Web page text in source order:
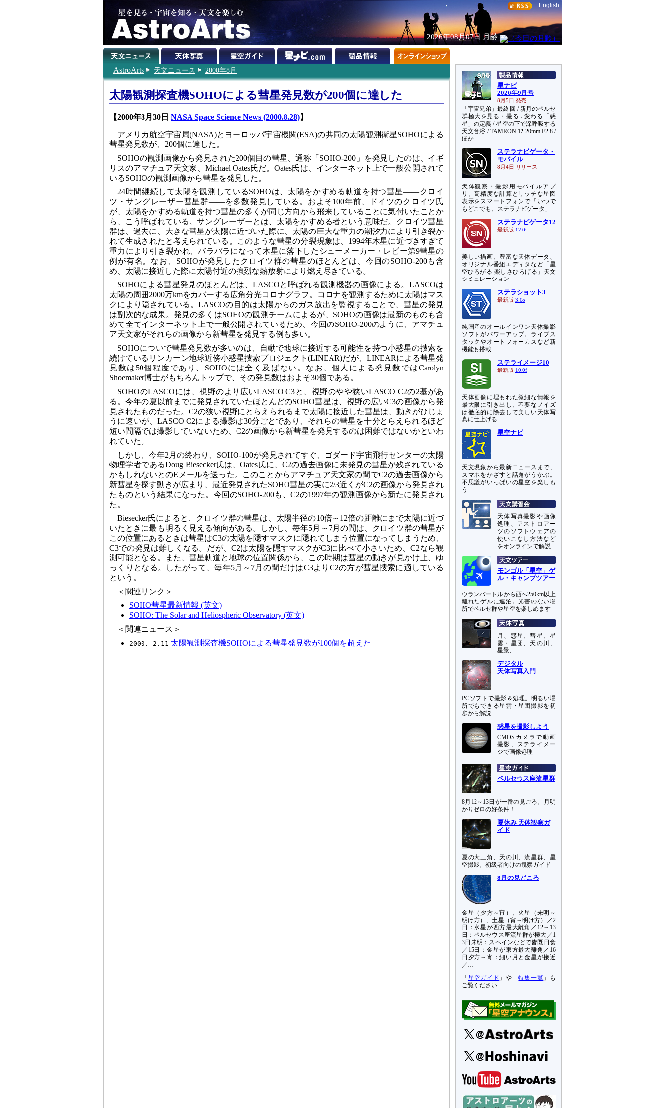
English
2026年08月07日 月齢
AstroArts 天文ニュース 2000年8月
太陽観測探査機SOHOによる彗星発見数が200個に達した
【2000年8月30日 NASA Space Science News (2000.8.28)】
アメリカ航空宇宙局(NASA)とヨーロッパ宇宙機関(ESA)の共同の太陽観測衛星SOHOによる
彗星発見数が、200個に達した。
SOHOの観測画像から発見された200個目の彗星、通称「SOHO-200」を発見したのは、イギ
リスのアマチュア天文家、Michael Oates氏だ。Oates氏は、インターネット上で一般公開されて
いるSOHOの観測画像から彗星を発見した。
24時間継続して太陽を観測しているSOHOは、太陽をかすめる軌道を持つ彗星――クロイ
ツ・サングレーザー彗星群――を多数発見している。およそ100年前、ドイツのクロイツ氏
が、太陽をかすめる軌道を持つ彗星の多くが同じ方向から飛来していることに気付いたことか
ら、こう呼ばれている。サングレーザーとは、太陽をかすめる者という意味だ。クロイツ彗星
群は、過去に、大きな彗星が太陽に近づいた際に、太陽の巨大な重力の潮汐力により引き裂か
れて生成されたと考えられている。このような彗星の分裂現象は、1994年木星に近づきすぎて
重力により引き裂かれ、バラバラになって木星に落下したシューメーカー・レビー第9彗星の
例が有名。なお、SOHOが発見したクロイツ群の彗星のほとんどは、今回のSOHO-200も含
め、太陽に接近した際に太陽付近の強烈な熱放射により燃え尽きている。
SOHOによる彗星発見のほとんどは、LASCOと呼ばれる観測機器の画像による。LASCOは
太陽の周囲2000万kmをカバーする広角分光コロナグラフ。コロナを観測するために太陽はマス
クにより隠されている。LASCOの目的は太陽からのガス放出を監視することで、彗星の発見
は副次的な成果。発見の多くはSOHOの観測チームによるが、SOHOの画像は最新のものも含
めて全てインターネット上で一般公開されているため、今回のSOHO-200のように、アマチュ
ア天文家がそれらの画像から新彗星を発見する例も多い。
SOHOについで彗星発見数が多いのは、自動で地球に接近する可能性を持つ小惑星の捜索を
続けているリンカーン地球近傍小惑星捜索プロジェクト(LINEAR)だが、LINEARによる彗星発
見数は50個程度であり、SOHOには全く及ばない。なお、個人による発見数ではCarolyn
Shoemaker博士がもちろんトップで、その発見数はおよそ30個である。
SOHOのLASCOには、視野のより広いLASCO C3と、視野のやや狭いLASCO C2の2基があ
る。今年の夏以前までに発見されていたほとんどのSOHO彗星は、視野の広いC3の画像から発
見されたものだった。C2の狭い視野にとらえられるまで太陽に接近した彗星は、動きがひじょ
うに速いが、LASCO C2による撮影は30分ごとであり、それらの彗星を十分とらえられるほど
短い間隔では撮影していないため、C2の画像から新彗星を発見するのは困難ではないかといわ
れていた。
しかし、今年2月の終わり、SOHO-100が発見されてすぐ、ゴダード宇宙飛行センターの太陽
物理学者であるDoug Biesecker氏は、Oates氏に、C2の過去画像に未発見の彗星が残されている
かもしれないとのEメールを送った。このことからアマチュア天文家の間でC2の過去画像から
新彗星を探す動きが広まり、最近発見されたSOHO彗星の実に2/3近くがC2の画像から発見され
たものという結果になった。今回のSOHO-200も、C2の1997年の観測画像から新たに発見され
た。
Biesecker氏によると、クロイツ群の彗星は、太陽半径の10倍～12倍の距離にまで太陽に近づ
いたときに最も明るく見える傾向がある。しかし、毎年5月～7月の間は、クロイツ群の彗星が
この位置にあるときは彗星はC3の太陽を隠すマスクに隠れてしまう位置になってしまうため、
C3での発見は難しくなる。だが、C2は太陽を隠すマスクがC3に比べて小さいため、C2なら観
測可能となる。また、彗星軌道と地球の位置関係から、この時期は彗星の動きが見かけ上、ゆ
っくりとなる。したがって、毎年5月～7月の間だけはC3よりC2の方が彗星捜索に適している
という。
＜関連リンク＞
SOHO彗星最新情報 (英文)
SOHO: The Solar and Heliospheric Observatory (英文)
＜関連ニュース＞
2000. 2.11 太陽観測探査機SOHOによる彗星発見数が100個を超えた
星ナビ
2026年9月号
8月5日 発売
「宇宙兄弟」最終回 / 新月のペルセ
群極大を見る・撮る / 変わる「惑
星」の定義 / 星空の下で深呼吸する
天文台浴 / TAMRON 12-20mm F2.8 /
ほか
ステラナビゲータ・
モバイル
8月4日 リリース
天体観察・撮影用モバイルアプ
リ。高精度な計算とリッチな星図
表示をスマートフォンで「いつで
もどこでも、ステラナビゲータ」
ステラナビゲータ12
最新版 12.0i
美しい描画、豊富な天体データ、
オリジナル番組エディタなど「星
空ひろがる 楽しさひろげる」天文
シミュレーション
ステラショット3
最新版 3.0o
純国産のオールインワン天体撮影
ソフトがパワーアップ。ライブス
タックやオートフォーカスなど新
機能も搭載
ステライメージ10
最新版 10.0f
天体画像に埋もれた微細な情報を
最大限に引き出し、不要なノイズ
は徹底的に除去して美しい天体写
真に仕上げる
星空ナビ
天文現象から最新ニュースまで、
スマホをかざすと話題がうかぶ。
不思議がいっぱいの星空を楽しも
う
天体写真撮影や画像
処理、アストロアー
ツのソフトウェアの
使いこなし方法など
をオンラインで解説
モンゴル「星空」ゲ
ル・キャンプツアー
ウランバートルから西へ250km以上
離れたゲルに連泊。光害のない場
所でペルセ群や星空を楽しめます
月、惑星、彗星、星
雲・星団、天の川、
星景、…
デジタル
天体写真入門
PCソフトで撮影＆処理。明るい場
所でもできる星雲・星団撮影を初
歩から解説
惑星を撮影しよう
CMOSカメラで動画
撮影、ステライメー
ジで画像処理
ペルセウス座流星群
8月12～13日が一番の見ごろ。月明
かりゼロの好条件！
夏休み 天体観察ガ
イド
夏の大三角、天の川、流星群、星
空撮影。初級者向けの観察ガイド
8月の見どころ
金星（夕方～宵）、火星（未明～
明け方）、土星（宵～明け方）／2
日：水星が西方最大離角／12～13
日：ペルセウス座流星群が極大／1
3日未明：スペインなどで皆既日食
／15日：金星が東方最大離角／16
日夕方～宵：細い月と金星が接近
／…
「 星空ガイド 」や「特集一覧 」も
ご覧ください